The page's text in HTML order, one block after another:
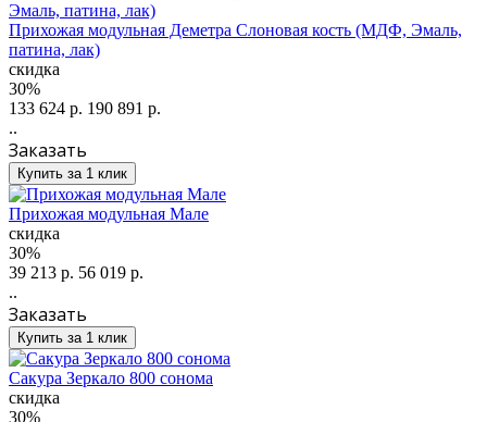
Прихожая модульная Деметра Слоновая кость (МДФ, Эмаль,
патина, лак)
скидка
30%
133 624 р. 190 891 р.
..
Заказать
Купить за 1 клик
Прихожая модульная Мале
скидка
30%
39 213 р. 56 019 р.
..
Заказать
Купить за 1 клик
Сакура Зеркало 800 сонома
скидка
30%